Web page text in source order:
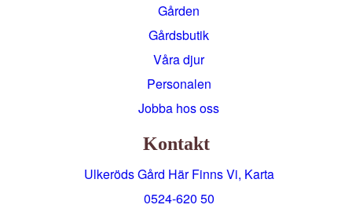
Gården
Gårdsbutik
Våra djur
Personalen
Jobba hos oss
Kontakt
Ulkeröds Gård Här Finns Vi, Karta
0524-620 50